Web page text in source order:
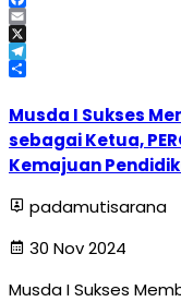
Facebook
Email
X
Telegram
Musda I Sukses
sebagai Ketua,
Kemajuan
padamutisarana
30 Nov 2024
Musda I Sukses